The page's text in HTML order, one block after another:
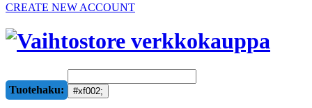
CREATE NEW ACCOUNT
Tuotehaku: